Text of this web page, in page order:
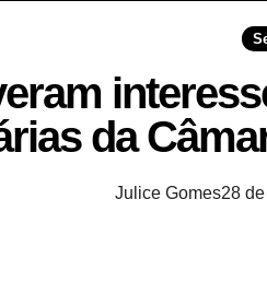
da
Julice Gomes28